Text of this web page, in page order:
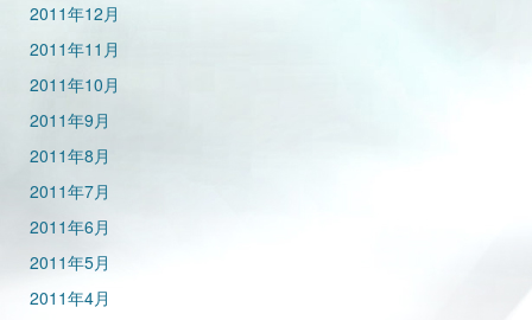
2011年12月
2011年11月
2011年10月
2011年9月
2011年8月
2011年7月
2011年6月
2011年5月
2011年4月